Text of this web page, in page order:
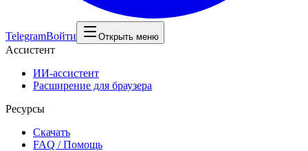
TelegramВойти Открыть меню
Ассистент
ИИ-ассистент
Расширение для браузера
Ресурсы
Скачать
FAQ / Помощь